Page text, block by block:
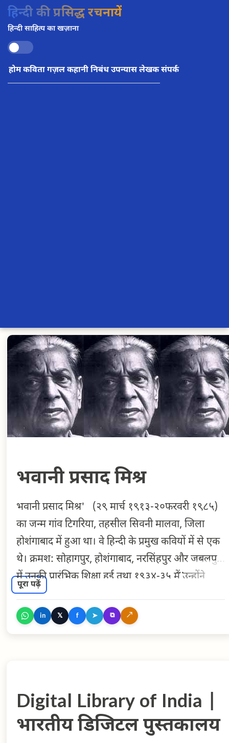
हिन्दी की प्रसिद्ध रचनायें
हिन्दी साहित्य का खज़ाना
होमकवितागज़लकहानीनिबंधउपन्यासलेखकसंपर्क
भवानी प्रसाद मिश्र
भवानी प्रसाद मिश्र' (२९ मार्च १९१३-२०फरवरी १९८५)
का जन्म गांव टिगरिया, तहसील सिवनी मालवा, जिला
होशंगाबाद में हुआ था। वे हिन्दी के प्रमुख कवियों में से एक
थे। क्रमश: सोहागपुर, होशंगाबाद, नरसिंहपुर और जबलपुर
में उनकी प्रारंभिक शिक्षा हुई तथा १९३४-३५ में उन्होंने
हिन्दी, अंग्रेजी और संस्कृत विषय लेकर बी ए पास किया।
गांधी जी के विचारों के अनुसार शिक्षा देने के विचार से एक
नियमित प्रारम्भ हो गया था और कुछ कविताएँ पंडित ईश्वरी
प्रसाद वर्मा के सम्पादन में निकलने वाले हिन्दूपंच में
हाईस्कूल पास होने के पहले ही प्रकाशित हो चुकी थीं। सन
पूरा पढ़ें
in 𝕏 f ➤ ⧉ ↗
Digital Library of India |
भारतीय डिजिटल पुस्तकालय